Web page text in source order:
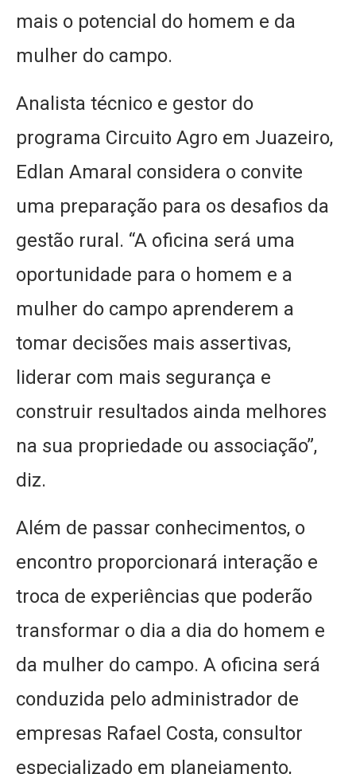
mais o potencial do homem e da
mulher do campo.
Analista técnico e gestor do
programa Circuito Agro em Juazeiro,
Edlan Amaral considera o convite
uma preparação para os desafios da
gestão rural. “A oficina será uma
oportunidade para o homem e a
mulher do campo aprenderem a
tomar decisões mais assertivas,
liderar com mais segurança e
construir resultados ainda melhores
na sua propriedade ou associação”,
diz.
Além de passar conhecimentos, o
encontro proporcionará interação e
troca de experiências que poderão
transformar o dia a dia do homem e
da mulher do campo. A oficina será
conduzida pelo administrador de
empresas Rafael Costa, consultor
especializado em planejamento,